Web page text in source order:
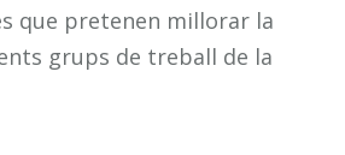
que pretenen millorar la
grups de treball de la